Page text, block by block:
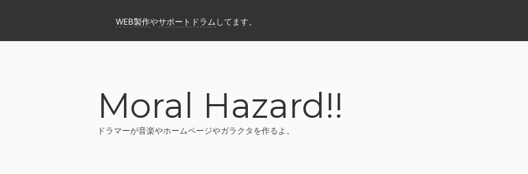
WEB製作やサポートドラム してます。
Moral Hazard!!
ドラマーが音楽やホームページやガラクタを作るよ。